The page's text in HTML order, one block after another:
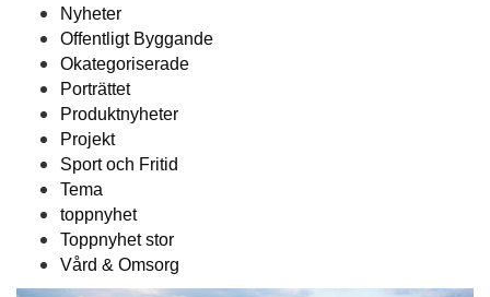
Nyheter
Offentligt Byggande
Okategoriserade
Porträttet
Produktnyheter
Projekt
Sport och Fritid
Tema
toppnyhet
Toppnyhet stor
Vård & Omsorg